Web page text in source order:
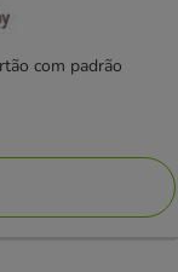
com padrão